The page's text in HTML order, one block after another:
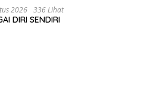
2026 336 Lihat
DIRI SENDIRI